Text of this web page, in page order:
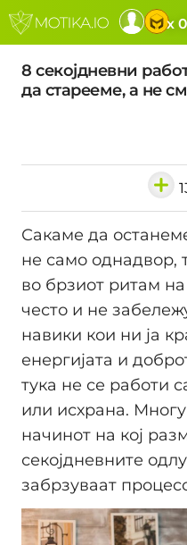
x
8 секојдневни
да старееме, а не
Сакаме да
не само однадвор,
во брзиот ритам
често и не
навики кои ни ја
енергијата и
тука не се работи
или исхрана.
начинот на кој
секојдневните
забрзуваат